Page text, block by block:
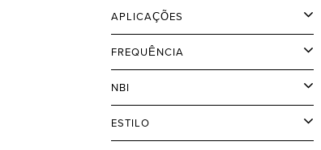
APLICAÇÕES
FREQUÊNCIA
NBI
ESTILO